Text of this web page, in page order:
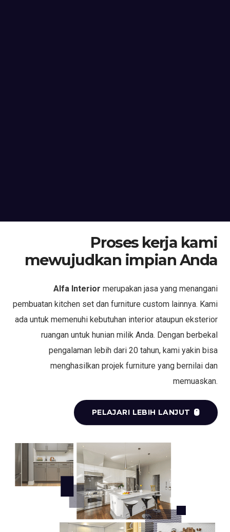
Proses kerja kami
mewujudkan impian Anda
Alfa Interior merupakan jasa yang menangani
pembuatan kitchen set dan furniture custom lainnya. Kami
ada untuk memenuhi kebutuhan interior ataupun eksterior
ruangan untuk hunian milik Anda. Dengan berbekal
pengalaman lebih dari 20 tahun, kami yakin bisa
menghasilkan projek furniture yang bernilai dan
memuaskan.
PELAJARI LEBIH LANJUT